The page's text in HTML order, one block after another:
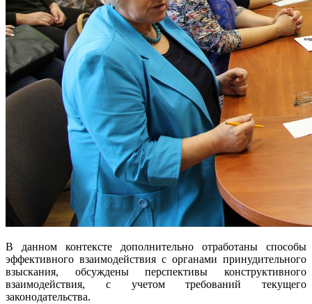
В данном контексте дополнительно отработаны способы
эффективного взаимодействия с органами принудительного
взыскания, обсуждены перспективы конструктивного
взаимодействия, с учетом требований текущего
законодательства.